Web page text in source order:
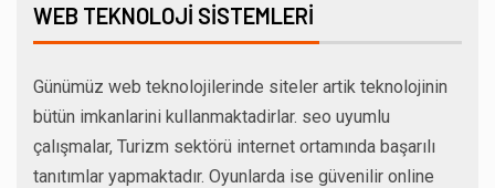
WEB TEKNOLOJI SISTEMLERI
Günümüz web teknolojilerinde siteler artik teknolojinin
bütün imkanlarini kullanmaktadirlar. seo uyumlu
çalışmalar, Turizm sektörü internet ortamında başarılı
tanıtımlar yapmaktadır. Oyunlarda ise güvenilir online